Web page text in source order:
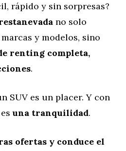
rápido y sin sorpresas?
no solo
y modelos, sino
renting completa,
.
SUV es un placer. Y con
esuna tranquilidad.
ofertas y conduce el